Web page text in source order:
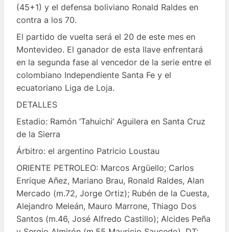
(45+1) y el defensa boliviano Ronald Raldes en
contra a los 70.
El partido de vuelta será el 20 de este mes en
Montevideo. El ganador de esta llave enfrentará
en la segunda fase al vencedor de la serie entre el
colombiano Independiente Santa Fe y el
ecuatoriano Liga de Loja.
DETALLES
Estadio: Ramón ‘Tahuichi’ Aguilera en Santa Cruz
de la Sierra
Árbitro: el argentino Patricio Loustau
ORIENTE PETROLEO: Marcos Argüello; Carlos
Enrique Añez, Mariano Brau, Ronald Raldes, Alan
Mercado (m.72, Jorge Ortiz); Rubén de la Cuesta,
Alejandro Meleán, Mauro Marrone, Thiago Dos
Santos (m.46, José Alfredo Castillo); Alcides Peña